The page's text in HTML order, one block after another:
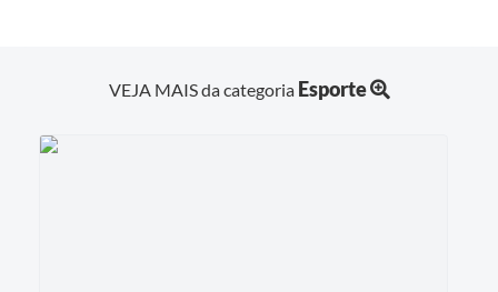
VEJA MAIS da categoria Esporte